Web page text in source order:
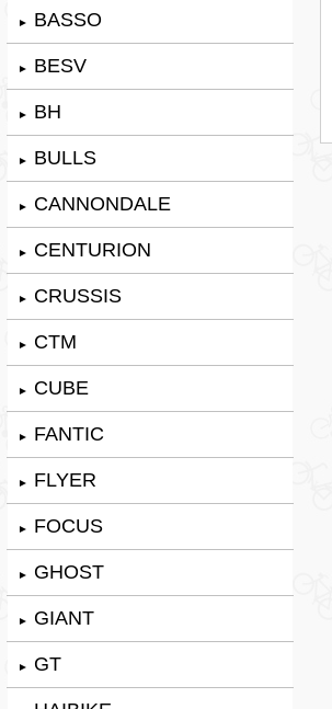
► BASSO
► BESV
► BH
► BULLS
► CANNONDALE
► CENTURION
► CRUSSIS
► CTM
► CUBE
► FANTIC
► FLYER
► FOCUS
► GHOST
► GIANT
► GT